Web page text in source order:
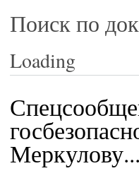
Поиск по
Loading